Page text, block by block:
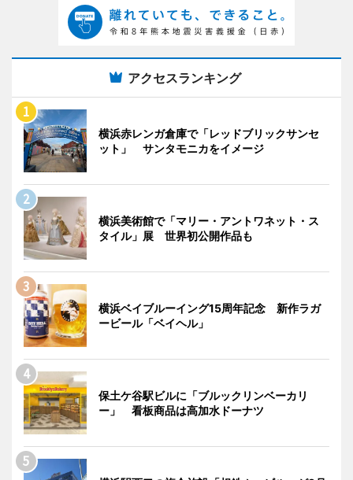
アクセスランキング
横浜赤レンガ倉庫で「レッドブリックサンセ
ット」 サンタモニカをイメージ
横浜美術館で「マリー・アントワネット・ス
タイル」展 世界初公開作品も
横浜ベイブルーイング15周年記念 新作ラガ
ービール「ベイヘル」
保土ケ谷駅ビルに「ブルックリンベーカリ
ー」 看板商品は高加水ドーナツ